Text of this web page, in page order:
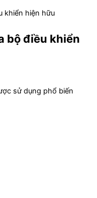
khiển hiện hữu
bộ điều khiển
sử dụng phổ biến